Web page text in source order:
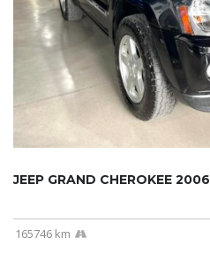
JEEP GRAND CHEROKEE 2006
165746 km